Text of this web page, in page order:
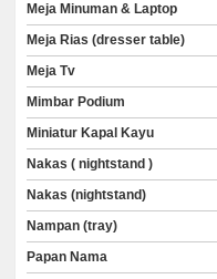
Meja Minuman & Laptop
Meja Rias (dresser table)
Meja Tv
Mimbar Podium
Miniatur Kapal Kayu
Nakas ( nightstand )
Nakas (nightstand)
Nampan (tray)
Papan Nama